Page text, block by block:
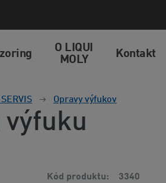
O LIQUI
MOLY
Kontakt
Opravy výfukov
výfuku
Kód produktu 3340